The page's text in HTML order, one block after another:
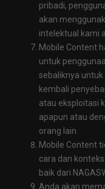
pribadi,
akan
intelektual kami
Mobile Content
untuk
sebaliknya untuk
kembali
atau eksploitasi
apapun atau
orang lain.
Mobile Content
cara dan
baik dari
Anda akan